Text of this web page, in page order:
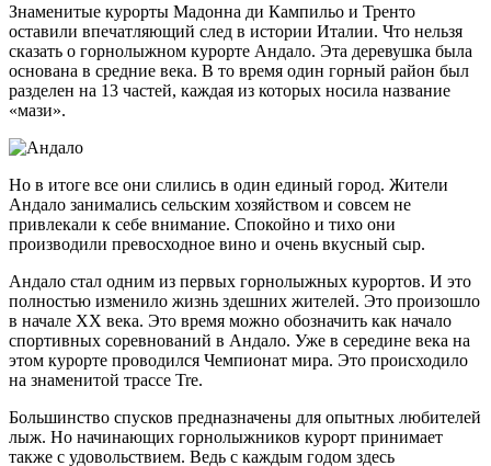
Знаменитые курорты Мадонна ди Кампильо и Тренто
оставили впечатляющий след в истории Италии. Что нельзя
сказать о горнолыжном курорте Андало. Эта деревушка была
основана в средние века. В то время один горный район был
разделен на 13 частей, каждая из которых носила название
«мази».
Но в итоге все они слились в один единый город. Жители
Андало занимались сельским хозяйством и совсем не
привлекали к себе внимание. Спокойно и тихо они
производили превосходное вино и очень вкусный сыр.
Андало стал одним из первых горнолыжных курортов. И это
полностью изменило жизнь здешних жителей. Это произошло
в начале ХХ века. Это время можно обозначить как начало
спортивных соревнований в Андало. Уже в середине века на
этом курорте проводился Чемпионат мира. Это происходило
на знаменитой трассе Tre.
Большинство спусков предназначены для опытных любителей
лыж. Но начинающих горнолыжников курорт принимает
также с удовольствием. Ведь с каждым годом здесь